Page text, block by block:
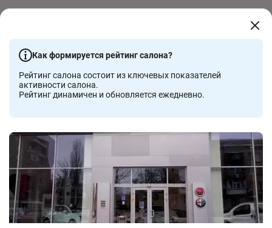
Автосалоны Пежо
Автосалоны Фольксваген
Автосалоны Рено
Автосалоны Ситроен
Показать еще
Как формируется рейтинг салона?
Рейтинг салона состоит из ключевых показателей
активности салона.
Рейтинг динамичен и обновляется ежедневно.